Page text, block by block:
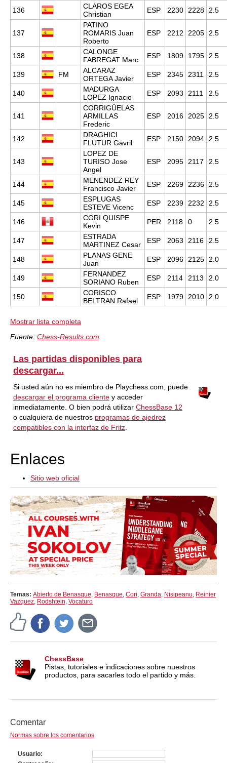
136
CLAROS EGEA
Christian
ESP 2230 2228 2.5
137
PATINO
ROMARIS Juan
Roberto
ESP 2212 2205 2.5
138
CALONGE
FABREGAT Marc
ESP 1809 1795 2.5
139 FM
ALCARAZ
ORTEGA Javier
ESP 2345 2311 2.5
140
MADURGA
LOPEZ Ignacio
ESP 2093 2111 2.5
141
CORRIGÜELAS
ARMILLAS
Frederic
ESP 2016 2025 2.5
142
DRAGHICI
FLUTUR Gavril
ESP 2150 2094 2.5
143
LOPEZ DE
TURISO Jose
Angel
ESP 2095 2117 2.5
144
MENENDEZ REY
Francisco Javier
ESP 2269 2236 2.5
145
ESPLUGAS
ESTEVE Vicenc
ESP 2239 2232 2.5
146
CORI QUISPE
Kevin
PER 2118 0 2.5
147
ESTRADA
MARTINEZ Cesar
ESP 2063 2116 2.5
148
PLANAS GENE
Juan
ESP 2096 2125 2.0
149
FERNANDEZ
SORIANO Ruben
ESP 2114 2113 2.0
150
CORISCO
BELTRAN Rafael
ESP 1979 2010 2.0
Mostrar lista completa
Fuente: Chess-Results.com
Las partidas disponibles para
descargar...
Si usted aún no es miembro de Playchess.com, puede
descargar el programa clientey acceder
inmediatamente. O bien podrá utilizar ChessBase 12
o cualquiera de nuestros programas de ajedrez
compatibles con la interfaz de Fritz.
Enlaces
Sitio web oficial
Temas: Abierto de Benasque, Benasque, Cori, Granda, Nisipeanu, Reinier
Vazquez, Rodshtein, Vocaturo
ChessBase
Pistas, tutoriales e indicaciones sobre nuestros
productos, para sacarles todo el partido y más.
Comentar
Normas sobre los comentarios
Usuario